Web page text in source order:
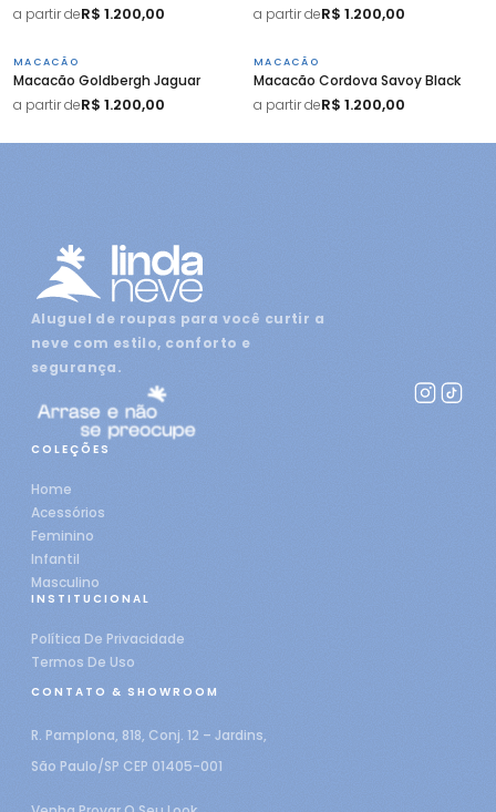
a partir deR$ 1.200,00
a partir deR$ 1.200,00
MACACÃO
Macacão Goldbergh Jaguar
a partir deR$ 1.200,00
MACACÃO
Macacão Cordova Savoy Black
a partir deR$ 1.200,00
Aluguel de roupas para você curtir a
neve com estilo, conforto e
segurança.
COLEÇÕES
Home
Acessórios
Feminino
Infantil
Masculino
INSTITUCIONAL
Política De Privacidade
Termos De Uso
CONTATO & SHOWROOM
R. Pamplona, 818, Conj. 12 – Jardins,
São Paulo/SP CEP 01405-001